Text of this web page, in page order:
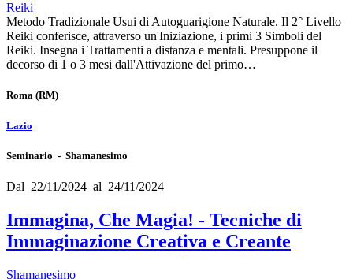
Reiki
Metodo Tradizionale Usui di Autoguarigione Naturale. Il 2° Livello
Reiki conferisce, attraverso un'Iniziazione, i primi 3 Simboli del
Reiki. Insegna i Trattamenti a distanza e mentali. Presuppone il
decorso di 1 o 3 mesi dall'Attivazione del primo…
Roma (RM)
Lazio
Seminario - Shamanesimo
Dal 22/11/2024 al 24/11/2024
Immagina, Che Magia! - Tecniche di
Immaginazione Creativa e Creante
Shamanesimo